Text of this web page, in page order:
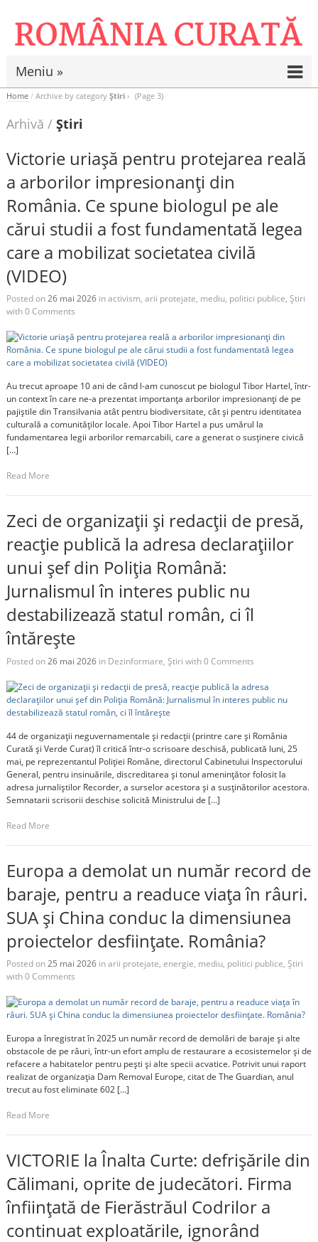
Meniu »
Home / Archive by category Știri (Page 3)
Arhivă / Știri
Victorie uriașă pentru protejarea reală
a arborilor impresionanți din
România. Ce spune biologul pe ale
cărui studii a fost fundamentată legea
care a mobilizat societatea civilă
(VIDEO)
Posted on26 mai 2026inactivism, arii protejate, mediu, politici publice, Știri
with0 Comments
Au trecut aproape 10 ani de când l-am cunoscut pe biologul Tibor Hartel, într-
un context în care ne-a prezentat importanța arborilor impresionanți de pe
pajiștile din Transilvania atât pentru biodiversitate, cât și pentru identitatea
culturală a comunităților locale. Apoi Tibor Hartel a pus umărul la
fundamentarea legii arborilor remarcabili, care a generat o susținere civică
[…]
Read More
Zeci de organizații și redacții de presă,
reacție publică la adresa declarațiilor
unui șef din Poliția Română:
Jurnalismul în interes public nu
destabilizează statul român, ci îl
întărește
Posted on26 mai 2026in Dezinformare, Știri with0 Comments
44 de organizații neguvernamentale și redacții (printre care și România
Curată și Verde Curat) îl critică într-o scrisoare deschisă, publicată luni, 25
mai, pe reprezentantul Poliției Române, directorul Cabinetului Inspectorului
General, pentru insinuările, discreditarea și tonul amenințător folosit la
adresa jurnaliștilor Recorder, a surselor acestora și a susținătorilor acestora.
Semnatarii scrisorii deschise solicită Ministrului de […]
Read More
Europa a demolat un număr record de
baraje, pentru a readuce viața în râuri.
SUA și China conduc la dimensiunea
proiectelor desființate. România?
Posted on25 mai 2026inarii protejate, energie, mediu, politici publice, Știri
with0 Comments
Europa a înregistrat în 2025 un număr record de demolări de baraje și alte
obstacole de pe râuri, într-un efort amplu de restaurare a ecosistemelor și de
refacere a habitatelor pentru pești și alte specii acvatice. Potrivit unui raport
realizat de organizația Dam Removal Europe, citat de The Guardian, anul
trecut au fost eliminate 602 […]
Read More
VICTORIE la Înalta Curte: defrișările din
Călimani, oprite de judecători. Firma
înființată de Fierăstrăul Codrilor a
continuat exploatările, ignorând